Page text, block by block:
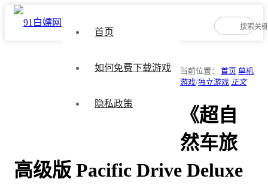
首页
如何免费下载游戏
隐私政策
当前位置： 首页 单机
游戏/独立游戏 正文
《超自
然车旅
高级版 Pacific Drive Deluxe